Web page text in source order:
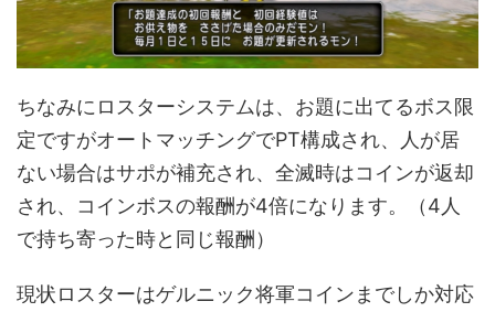
ちなみにロスターシステムは、お題に出てるボス限
定ですがオートマッチングでPT構成され、人が居
ない場合はサポが補充され、全滅時はコインが返却
され、コインボスの報酬が4倍になります。（4人
で持ち寄った時と同じ報酬）
現状ロスターはゲルニック将軍コインまでしか対応